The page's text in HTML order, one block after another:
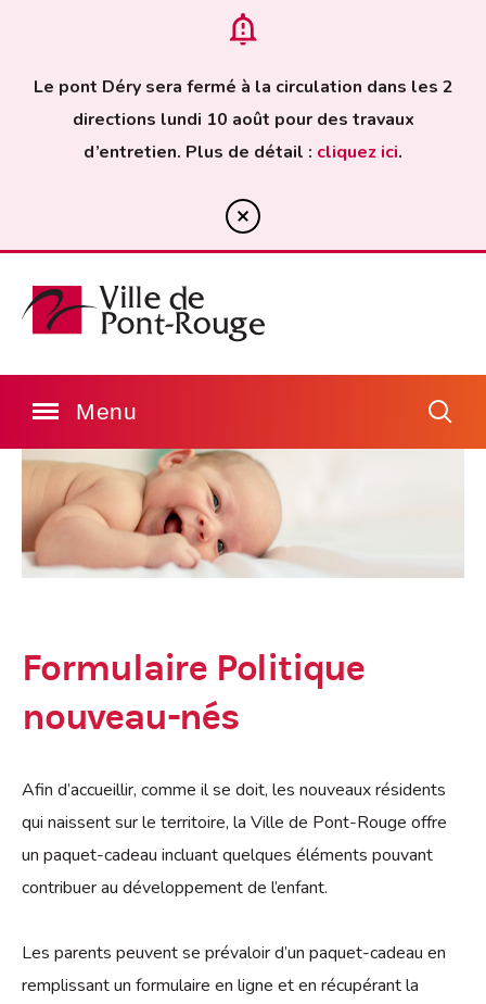
Le pont Déry sera fermé à la circulation dans les 2
directions lundi 10 août pour des travaux
d’entretien. Plus de détail : cliquez ici.
Formulaire Politique
nouveau-nés
Afin d’accueillir, comme il se doit, les nouveaux résidents
qui naissent sur le territoire, la Ville de Pont-Rouge offre
un paquet-cadeau incluant quelques éléments pouvant
contribuer au développement de l’enfant.
Les parents peuvent se prévaloir d’un paquet-cadeau en
remplissant un formulaire en ligne et en récupérant la